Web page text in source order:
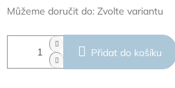
Můžeme doručit do: Zvolte variantu
Přidat do košíku